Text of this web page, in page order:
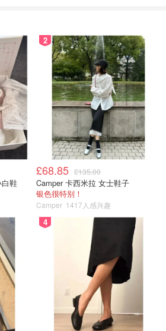
的粉丝，更是实力演绎U系列秋款
的男嘉宾可以退下了，我们宝贝才
鞋
2
£68.85 £135.00
Camper 卡西米拉 女士鞋子
银色很特别！
Camper 1417人感兴趣
4